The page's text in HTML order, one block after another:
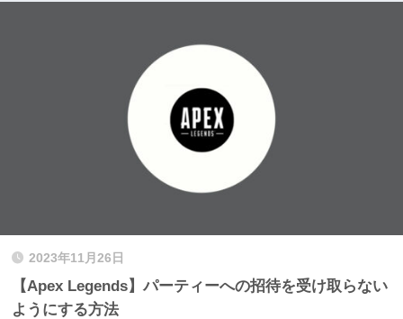
2023年11月26日
【Apex Legends】パーティーへの招待を受け取らない
ようにする方法